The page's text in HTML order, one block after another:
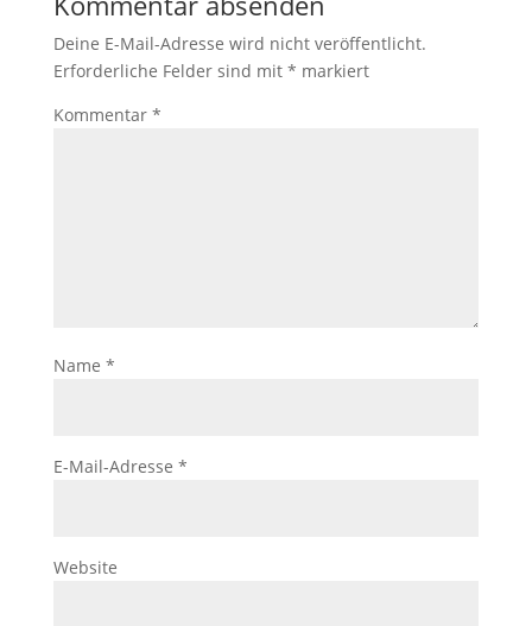
Deine E-Mail-Adresse wird nicht veröffentlicht.
Erforderliche Felder sind mit * markiert
Kommentar *
Name *
E-Mail-Adresse *
Website